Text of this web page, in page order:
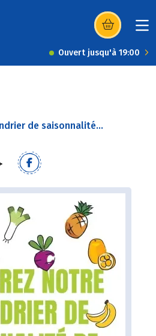
(s’ouvre dans
Ouvert jusqu'à 19:00
de saisonnalité...